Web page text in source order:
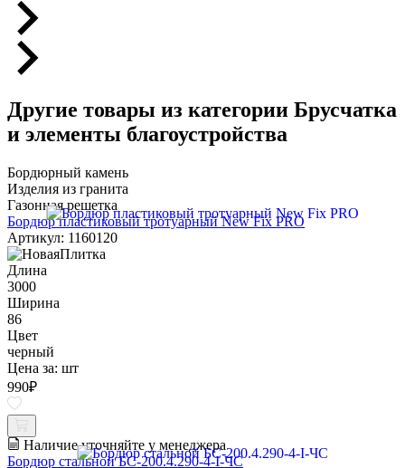
Другие товары из категории Брусчатка
и элементы благоустройства
Бордюрный камень
Изделия из гранита
Газонная решетка
Бордюр пластиковый тротуарный New Fix PRO
Артикул: 1160120
Длина
3000
Ширина
86
Цвет
черный
Цена за: шт
990₽
Наличие уточняйте у менеджера
Бордюр стальной БС-200.4.290-4-I-ЧС